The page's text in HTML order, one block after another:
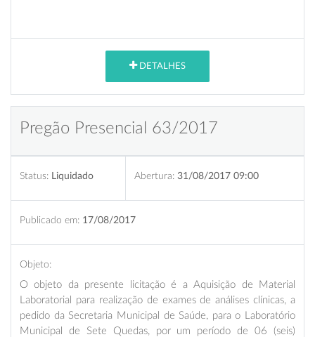
DETALHES
Pregão Presencial 63/2017
Status: Liquidado Abertura: 31/08/2017 09:00
Publicado em: 17/08/2017
Objeto:
O objeto da presente licitação é aAquisição de Material
Laboratorial para realização de exames de análises clínicas, a
pedido da Secretaria Municipal de Saúde, para o Laboratório
Municipal de Sete Quedas, por um período de 06 (seis)